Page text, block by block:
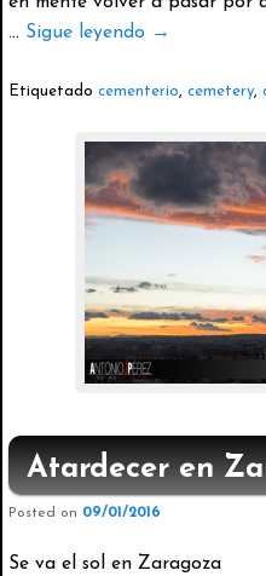
… Sigue leyendo →
Etiquetado cementerio, cemetery,
Atardecer en
Posted on 09/01/2016
Se va el sol en Zaragoza